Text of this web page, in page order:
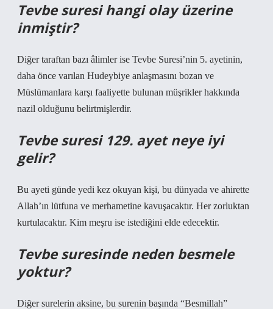
Tevbe suresi hangi olay üzerine
inmiştir?
Diğer taraftan bazı âlimler ise Tevbe Suresi’nin 5. ayetinin,
daha önce varılan Hudeybiye anlaşmasını bozan ve
Müslümanlara karşı faaliyette bulunan müşrikler hakkında
nazil olduğunu belirtmişlerdir.
Tevbe suresi 129. ayet neye iyi
gelir?
Bu ayeti günde yedi kez okuyan kişi, bu dünyada ve ahirette
Allah’ın lütfuna ve merhametine kavuşacaktır. Her zorluktan
kurtulacaktır. Kim meşru ise istediğini elde edecektir.
Tevbe suresinde neden besmele
yoktur?
Diğer surelerin aksine, bu surenin başında “Besmillah”